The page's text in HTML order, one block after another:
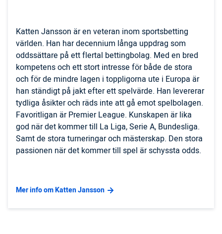
Katten Jansson är en veteran inom sportsbetting
världen. Han har decennium långa uppdrag som
oddssättare på ett flertal bettingbolag. Med en bred
kompetens och ett stort intresse för både de stora
och för de mindre lagen i toppligorna ute i Europa är
han ständigt på jakt efter ett spelvärde. Han levererar
tydliga åsikter och räds inte att gå emot spelbolagen.
Favoritligan är Premier League. Kunskapen är lika
god när det kommer till La Liga, Serie A, Bundesliga.
Samt de stora turneringar och mästerskap. Den stora
passionen när det kommer till spel är schyssta odds.
Mer info om Katten Jansson